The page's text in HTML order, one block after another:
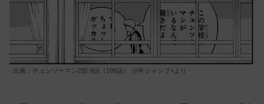
出典：チェンソーマン2部 9話（106話） 少年ジャンプ+より